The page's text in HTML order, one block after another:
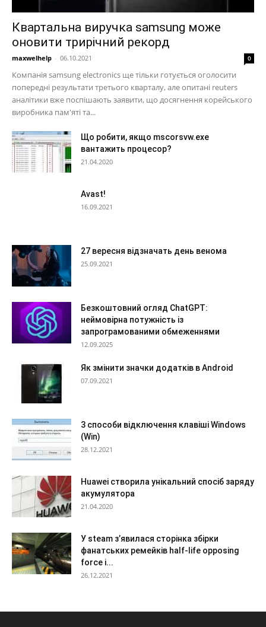
Квартальна виручка samsung може
оновити трирічний рекорд
maxwelhelp - 06.10.2021 0
Компанія samsung electronics ще тільки готується оголосити
попередні результати третього кварталу, але опитані reuters
аналітики вже поспішають заявити, що досягнення корейського
виробника пам'яті та...
Що робити, якщо mscorsvw.exe
вантажить процесор?
21.04.2020
Avast!
16.09.2021
27 вересня відзначать день венома
25.09.2021
Безкоштовний огляд ChatGPT:
неймовірна потужність із
запрограмованими обмеженнями
12.09.2025
Як змінити значки додатків в Android
07.09.2021
3 способи відключення клавіші Windows
(Win)
28.12.2021
Huawei створила унікальний спосіб заряду
акумулятора
21.04.2020
У steam з’явилася сторінка збірки
фанатських ремейків half-life opposing
force і...
26.12.2021